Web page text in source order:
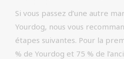
Si vous passez d’une autre
Yourdog, nous vous
étapes suivantes. Pour la
% de Yourdog et 75 % de